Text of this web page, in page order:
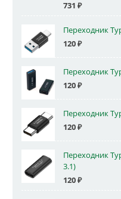
731 ₽
Переходник
120₽
Переходник
120₽
Переходник
120₽
Переходник
3.1)
120₽